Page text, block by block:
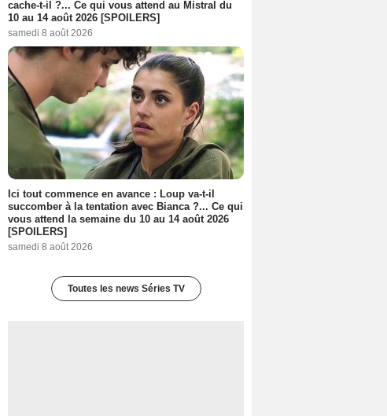
cache-t-il ?... Ce qui vous attend au Mistral du
10 au 14 août 2026 [SPOILERS]
samedi 8 août 2026
Ici tout commence en avance : Loup va-t-il
succomber à la tentation avec Bianca ?... Ce qui
vous attend la semaine du 10 au 14 août 2026
[SPOILERS]
samedi 8 août 2026
Toutes les news Séries TV